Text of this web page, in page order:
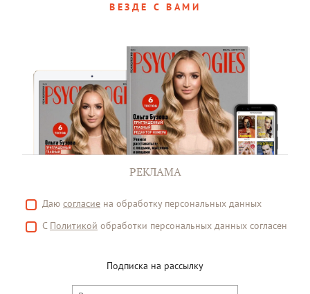
ВЕЗДЕ С ВАМИ
РЕКЛАМА
Даю согласие на обработку персональных данных
С Политикой обработки персональных данных согласен
Подписка на рассылку